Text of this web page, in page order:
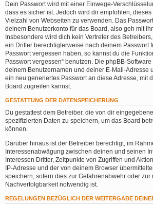
Dein Passwort wird mit einer Einwege-
dass es sicher ist. Jedoch wird dir empfohlen,
Vielzahl von Webseiten zu verwenden. Das
deinem Benutzerkonto für das Board, also geh mit
Insbesondere wird dich kein Vertreter des
ein Dritter berechtigterweise nach deinem Passwort
Passwort vergessen haben, so kannst du die
Passwort vergessen“ benutzen. Die phpBB-
deinem Benutzernamen und deiner E-Mail-Adresse
ein neu generiertes Passwort an diese Adresse, mit
Board zugreifen kannst.
GESTATTUNG DER DATENSPEICHERUNG
Du gestattest dem Betreiber, die von dir
spezifizierten Daten zu speichern, um das Board
können.
Darüber hinaus ist der Betreiber berechtigt, im
Interessenabwägung zwischen deinen und seinen
Interessen Dritter, Zeitpunkte von Zugriffen und
IP-Adresse und der von deinem Browser
speichern, sofern dies zur Gefahrenabwehr oder zur
Nachverfolgbarkeit notwendig ist.
REGELUNGEN BEZÜGLICH DER WEITERGABE